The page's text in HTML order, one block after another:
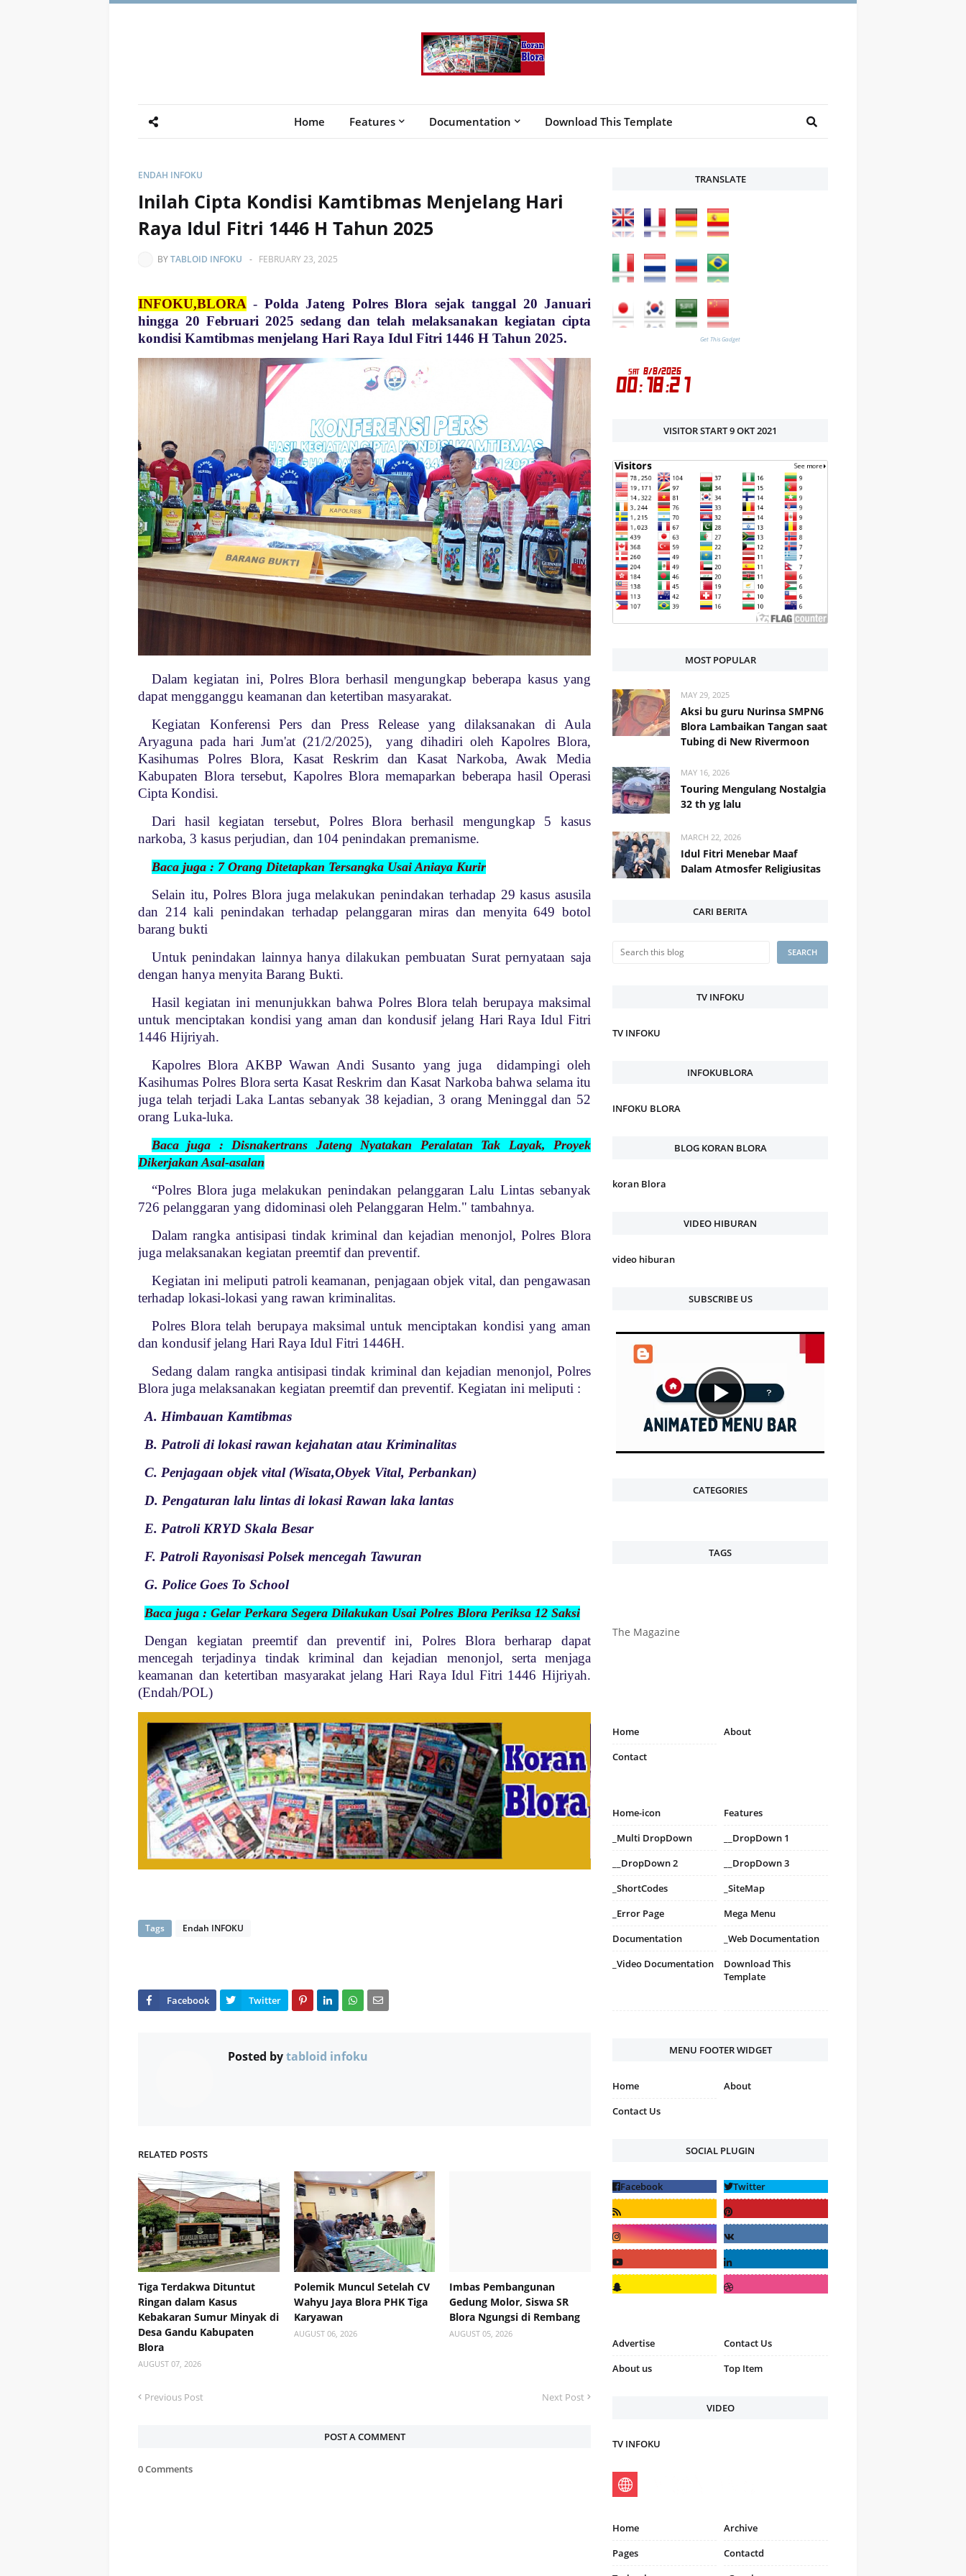
Home Features Documentation Download This Template
ENDAH INFOKU
Inilah Cipta Kondisi Kamtibmas Menjelang Hari
Raya Idul Fitri 1446 H Tahun 2025
BYTABLOID INFOKU - FEBRUARY 23, 2025
INFOKU,BLORA - Polda Jateng Polres Blora sejak tanggal 20 Januari
hingga 20 Februari 2025 sedang dan telah melaksanakan kegiatan cipta
kondisi Kamtibmas menjelang Hari Raya Idul Fitri 1446 H Tahun 2025.
Dalam kegiatan ini, Polres Blora berhasil mengungkap beberapa kasus yang
dapat mengganggu keamanan dan ketertiban masyarakat.
Kegiatan Konferensi Pers dan Press Release yang dilaksanakan di Aula
Aryaguna pada hari Jum'at (21/2/2025), yang dihadiri oleh Kapolres Blora,
Kasihumas Polres Blora, Kasat Reskrim dan Kasat Narkoba, Awak Media
Kabupaten Blora tersebut, Kapolres Blora memaparkan beberapa hasil Operasi
Cipta Kondisi.
Dari hasil kegiatan tersebut, Polres Blora berhasil mengungkap 5 kasus
narkoba, 3 kasus perjudian, dan 104 penindakan premanisme.
Baca juga : 7 Orang Ditetapkan Tersangka Usai Aniaya Kurir
Selain itu, Polres Blora juga melakukan penindakan terhadap 29 kasus asusila
dan 214 kali penindakan terhadap pelanggaran miras dan menyita 649 botol
barang bukti
Untuk penindakan lainnya hanya dilakukan pembuatan Surat pernyataan saja
dengan hanya menyita Barang Bukti.
Hasil kegiatan ini menunjukkan bahwa Polres Blora telah berupaya maksimal
untuk menciptakan kondisi yang aman dan kondusif jelang Hari Raya Idul Fitri
1446 Hijriyah.
Kapolres Blora AKBP Wawan Andi Susanto yang juga didampingi oleh
Kasihumas Polres Blora serta Kasat Reskrim dan Kasat Narkoba bahwa selama itu
juga telah terjadi Laka Lantas sebanyak 38 kejadian, 3 orang Meninggal dan 52
orang Luka-luka.
Baca juga : Disnakertrans Jateng Nyatakan Peralatan Tak Layak, Proyek
Dikerjakan Asal-asalan
“Polres Blora juga melakukan penindakan pelanggaran Lalu Lintas sebanyak
726 pelanggaran yang didominasi oleh Pelanggaran Helm." tambahnya.
Dalam rangka antisipasi tindak kriminal dan kejadian menonjol, Polres Blora
juga melaksanakan kegiatan preemtif dan preventif.
Kegiatan ini meliputi patroli keamanan, penjagaan objek vital, dan pengawasan
terhadap lokasi-lokasi yang rawan kriminalitas.
Polres Blora telah berupaya maksimal untuk menciptakan kondisi yang aman
dan kondusif jelang Hari Raya Idul Fitri 1446H.
Sedang dalam rangka antisipasi tindak kriminal dan kejadian menonjol, Polres
Blora juga melaksanakan kegiatan preemtif dan preventif. Kegiatan ini meliputi :
A. Himbauan Kamtibmas
B. Patroli di lokasi rawan kejahatan atau Kriminalitas
C. Penjagaan objek vital (Wisata,Obyek Vital, Perbankan)
D. Pengaturan lalu lintas di lokasi Rawan laka lantas
E. Patroli KRYD Skala Besar
F. Patroli Rayonisasi Polsek mencegah Tawuran
G. Police Goes To School
Baca juga : Gelar Perkara Segera Dilakukan Usai Polres Blora Periksa 12 Saksi
Dengan kegiatan preemtif dan preventif ini, Polres Blora berharap dapat
mencegah terjadinya tindak kriminal dan kejadian menonjol, serta menjaga
keamanan dan ketertiban masyarakat jelang Hari Raya Idul Fitri 1446 Hijriyah.
(Endah/POL)
Tags Endah INFOKU
Posted bytabloid infoku
RELATED POSTS
Tiga Terdakwa Dituntut
Ringan dalam Kasus
Kebakaran Sumur Minyak di
Desa Gandu Kabupaten
Blora
AUGUST 07, 2026
Polemik Muncul Setelah CV
Wahyu Jaya Blora PHK Tiga
Karyawan
AUGUST 06, 2026
Imbas Pembangunan
Gedung Molor, Siswa SR
Blora Ngungsi di Rembang
AUGUST 05, 2026
Previous Post Next Post
POST A COMMENT
0 Comments
TRANSLATE
Get This Gadget
VISITOR START 9 OKT 2021
MOST POPULAR
MAY 29, 2025
Aksi bu guru Nurinsa SMPN6
Blora Lambaikan Tangan saat
Tubing di New Rivermoon
MAY 16, 2026
Touring Mengulang Nostalgia
32 th yg lalu
MARCH 22, 2026
Idul Fitri Menebar Maaf
Dalam Atmosfer Religiusitas
CARI BERITA
TV INFOKU
TV INFOKU
INFOKUBLORA
INFOKU BLORA
BLOG KORAN BLORA
koran Blora
VIDEO HIBURAN
video hiburan
SUBSCRIBE US
CATEGORIES
TAGS
The Magazine
Home
About
Contact
Home-icon
Features
_Multi DropDown
__DropDown 1
__DropDown 2
__DropDown 3
_ShortCodes
_SiteMap
_Error Page
Mega Menu
Documentation
_Web Documentation
_Video Documentation
Download This
Template
MENU FOOTER WIDGET
Home
About
Contact Us
SOCIAL PLUGIN
Advertise
Contact Us
About us
Top Item
VIDEO
TV INFOKU
Home
Archive
Pages
Contactd